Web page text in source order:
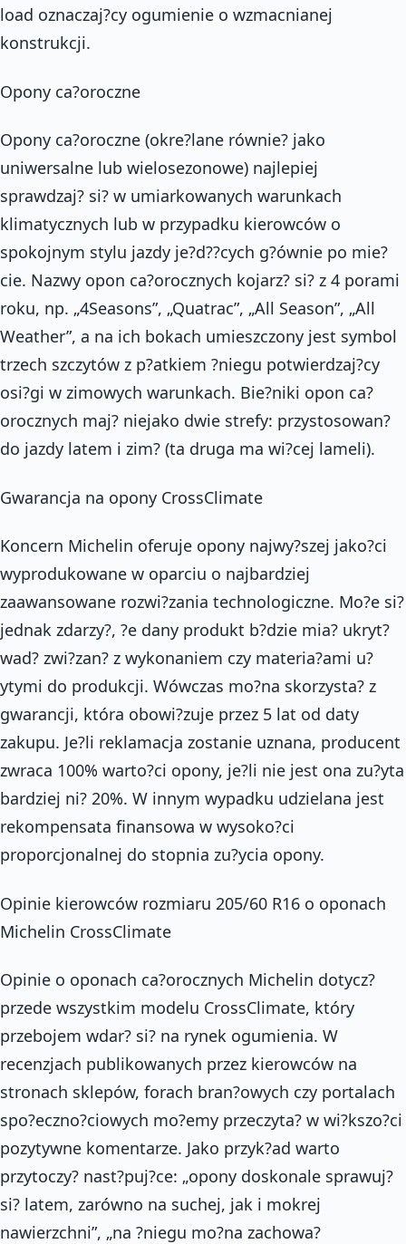
load oznaczaj?cy ogumienie o wzmacnianej
konstrukcji.
Opony ca?oroczne
Opony ca?oroczne (okre?lane równie? jako
uniwersalne lub wielosezonowe) najlepiej
sprawdzaj? si? w umiarkowanych warunkach
klimatycznych lub w przypadku kierowców o
spokojnym stylu jazdy je?d??cych g?ównie po mie?
cie. Nazwy opon ca?orocznych kojarz? si? z 4 porami
roku, np. „4Seasons”, „Quatrac”, „All Season”, „All
Weather”, a na ich bokach umieszczony jest symbol
trzech szczytów z p?atkiem ?niegu potwierdzaj?cy
osi?gi w zimowych warunkach. Bie?niki opon ca?
orocznych maj? niejako dwie strefy: przystosowan?
do jazdy latem i zim? (ta druga ma wi?cej lameli).
Gwarancja na opony CrossClimate
Koncern Michelin oferuje opony najwy?szej jako?ci
wyprodukowane w oparciu o najbardziej
zaawansowane rozwi?zania technologiczne. Mo?e si?
jednak zdarzy?, ?e dany produkt b?dzie mia? ukryt?
wad? zwi?zan? z wykonaniem czy materia?ami u?
ytymi do produkcji. Wówczas mo?na skorzysta? z
gwarancji, która obowi?zuje przez 5 lat od daty
zakupu. Je?li reklamacja zostanie uznana, producent
zwraca 100% warto?ci opony, je?li nie jest ona zu?yta
bardziej ni? 20%. W innym wypadku udzielana jest
rekompensata finansowa w wysoko?ci
proporcjonalnej do stopnia zu?ycia opony.
Opinie kierowców rozmiaru 205/60 R16 o oponach
Michelin CrossClimate
Opinie o oponach ca?orocznych Michelin dotycz?
przede wszystkim modelu CrossClimate, który
przebojem wdar? si? na rynek ogumienia. W
recenzjach publikowanych przez kierowców na
stronach sklepów, forach bran?owych czy portalach
spo?eczno?ciowych mo?emy przeczyta? w wi?kszo?ci
pozytywne komentarze. Jako przyk?ad warto
przytoczy? nast?puj?ce: „opony doskonale sprawuj?
si? latem, zarówno na suchej, jak i mokrej
nawierzchni”, „na ?niegu mo?na zachowa?